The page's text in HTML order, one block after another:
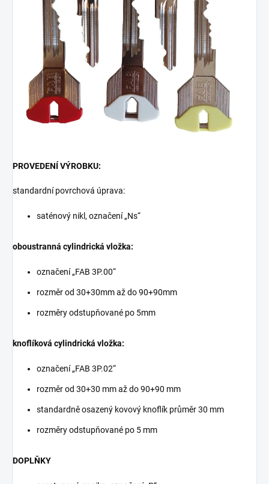
PROVEDENÍ VÝROBKU:
standardní povrchová úprava:
saténový nikl, označení „Ns“
oboustranná cylindrická vložka:
označení „FAB 3P.00“
rozměr od 30+30mm až do 90+90mm
rozměry odstupňované po 5mm
knoflíková cylindrická vložka:
označení „FAB 3P.02“
rozměr od 30+30 mm až do 90+90 mm
standardně osazený kovový knoflík průměr 30 mm
rozměry odstupňované po 5 mm
DOPLŇKY